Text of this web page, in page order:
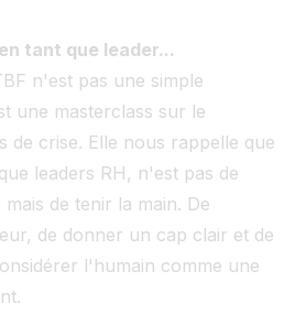
tant que leader...
n'est pas une simple
une masterclass sur le
de crise. Elle nous rappelle que
leaders RH, n'est pas de
de tenir la main. De
de donner un cap clair et de
l'humain comme une